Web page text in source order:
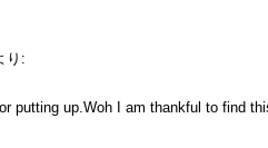
り:
putting up.Woh I am thankful to find